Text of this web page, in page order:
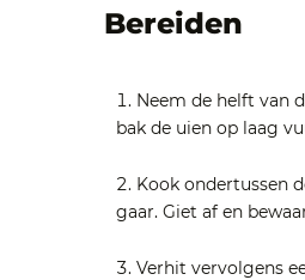
Bereiden
Neem de helft van
bak de uien op laag
Kook ondertussen
gaar. Giet af en
Verhit vervolgens